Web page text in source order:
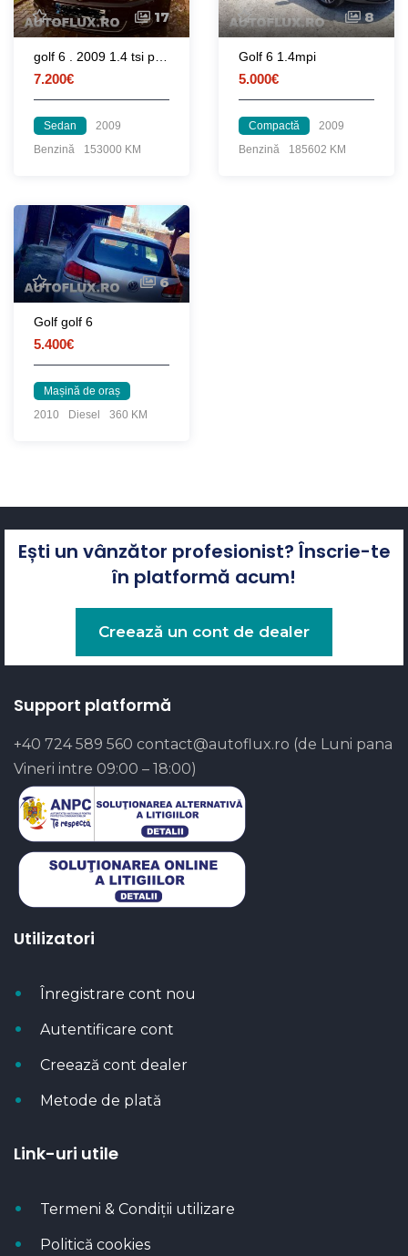
17
7.200€
Sedan
2009
Benzină
153000 KM
8
Golf 6 1.4mpi
5.000€
Compactă
2009
Benzină
185602 KM
6
Golf golf 6
5.400€
Mașină de oraș
2010
Diesel 360 KM
Ești un vânzător profesionist? Înscrie-te
în platformă acum!
Creează un cont de dealer
Support platformă
+40 724 589 560 contact@autoflux.ro (de Luni pana
Vineri intre 09:00 – 18:00)
Utilizatori
Înregistrare cont nou
Autentificare cont
Creează cont dealer
Metode de plată
Link-uri utile
Termeni & Condiții utilizare
Politică cookies